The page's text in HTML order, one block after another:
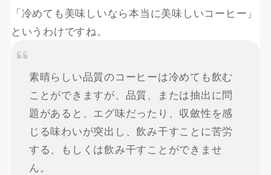
「冷めても美味しいなら本当に美味しいコーヒー」
というわけですね。
素晴らしい品質のコーヒーは冷めても飲む
ことができますが、品質、または抽出に問
題があると、エグ味だったり、収斂性を感
じる味わいが突出し、飲み干すことに苦労
する、もしくは飲み干すことができませ
ん。